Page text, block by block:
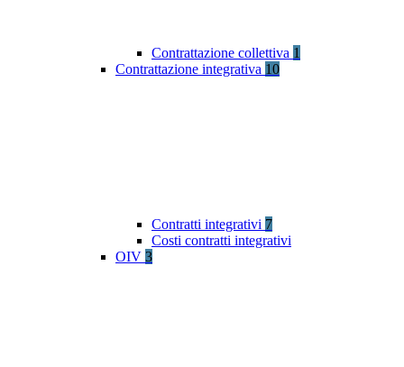
Contrattazione collettiva 1
Contrattazione integrativa 10
Contratti integrativi 7
Costi contratti integrativi
OIV 3